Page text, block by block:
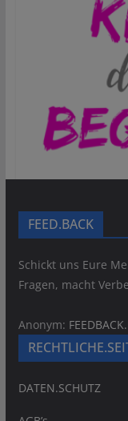
FEED.BACK
Schickt uns Eure
Fragen, macht
Anonym:
DATEN.SCHUTZ